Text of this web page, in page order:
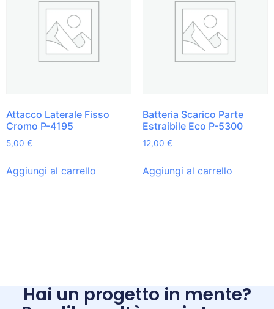
Attacco Laterale Fisso
Cromo P-4195
5,00 €
Aggiungi al carrello
Batteria Scarico Parte
Estraibile Eco P-5300
12,00 €
Aggiungi al carrello
Hai un progetto in mente?